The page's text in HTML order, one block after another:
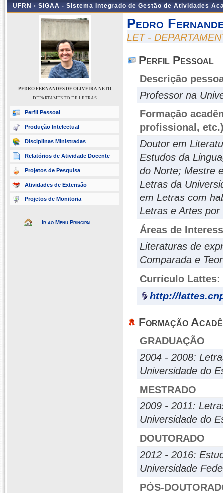
UFRN › SIGAA - Sistema Integrado de Gestão de Atividades
PEDRO FERNANDES DE OLIVEIRA NETO
DEPARTAMENTO DE LETRAS
Perfil Pessoal
Produção Intelectual
Disciplinas Ministradas
Relatórios de Atividade Docente
Projetos de Pesquisa
Atividades de Extensão
Projetos de Monitoria
Ir ao Menu Principal
Pedro
LET -
Perfil Pessoal
Descrição
Professor na
Formação
profissional, etc.)
Doutor em
Estudos da
do Norte; Mestre
Letras da
em Letras com
Letras e Artes
Áreas de
Literaturas de
Comparada e
Currículo Lattes:
http://
Formação
GRADUAÇÃO
2004 - 2008:
Universidade do
MESTRADO
2009 - 2011:
Universidade do
DOUTORADO
2012 - 2016:
Universidade
PÓS-